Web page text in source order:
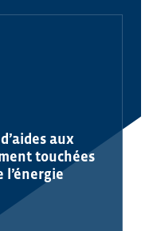
aux
touchées
l’énergie